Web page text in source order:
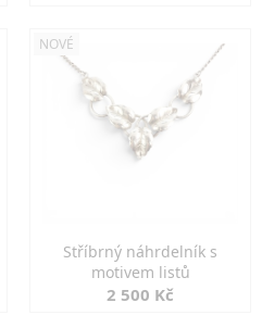
NOVÉ
Stříbrný náhrdelník s
motivem listů
2 500 Kč